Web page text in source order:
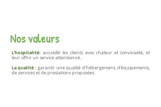
Nos valeurs
L'hospitalité: accueillir les clients avec chaleur et convivialité, et
leur offrir un service attentionné.
La qualité : garantir une qualité d'hébergement, d'équipements,
de services et de prestations proposées.